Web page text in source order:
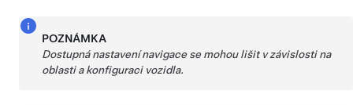
POZNÁMKA
Dostupná nastavení navigace se mohou lišit v závislosti na
oblasti a konfiguraci vozidla.